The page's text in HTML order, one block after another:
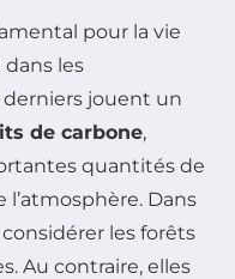
pour la vie
les
derniers jouent un
de carbone,
quantités de
l’atmosphère. Dans
les forêts
Au contraire, elles